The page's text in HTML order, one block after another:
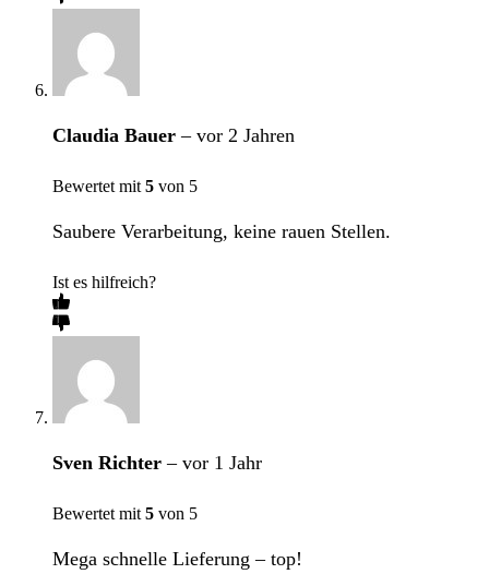
Claudia Bauer– vor 2 Jahren
Bewertet mit 5 von 5
Saubere Verarbeitung, keine rauen Stellen.
Ist es hilfreich?
Sven Richter– vor 1 Jahr
Bewertet mit 5 von 5
Mega schnelle Lieferung – top!